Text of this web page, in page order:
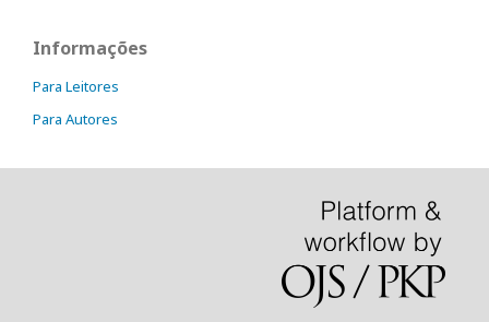
Informações
Para Leitores
Para Autores